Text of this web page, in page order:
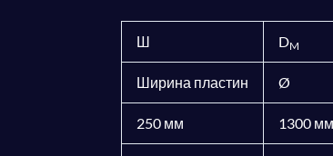
Ш DM
Ширина пластин Ø
250 мм 1300 мм